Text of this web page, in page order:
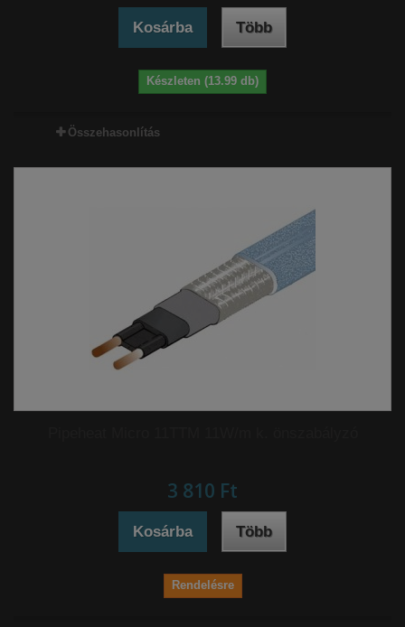
Kosárba Több
Készleten (13.99 db)
Összehasonlítás
3 810 Ft‎
Kosárba Több
Rendelésre